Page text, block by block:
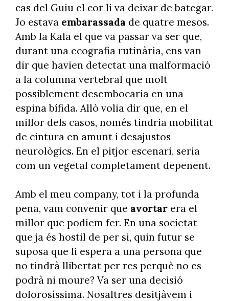
cas del Guiu el cor li va deixar de bategar.
Jo estava embarassada de quatre mesos.
Amb la Kala el que va passar va ser que,
durant una ecografia rutinària, ens van
dir que havien detectat una malformació
a la columna vertebral que molt
possiblement desembocaria en una
espina bífida. Allò volia dir que, en el
millor dels casos, només tindria mobilitat
de cintura en amunt i desajustos
neurològics. En el pitjor escenari, seria
com un vegetal completament depenent.
Amb el meu company, tot i la profunda
pena, vam convenir que avortar era el
millor que podíem fer. En una societat
que ja és hostil de per si, quin futur se
suposa que li espera a una persona que
no tindrà llibertat per res perquè no es
podrà ni moure? Va ser una decisió
dolorosíssima. Nosaltres desitjàvem i